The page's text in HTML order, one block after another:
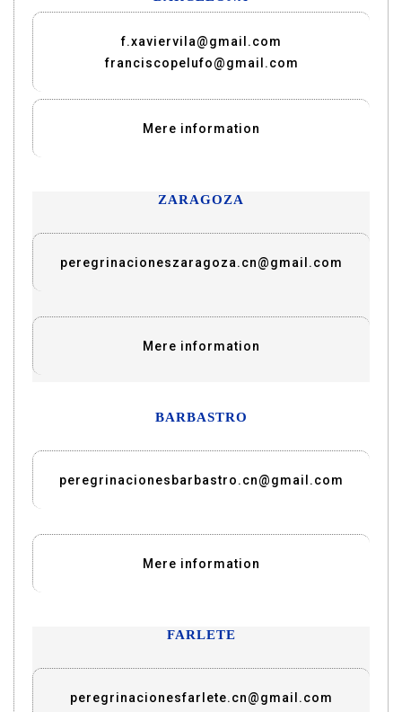
f.xaviervila@gmail.com
franciscopelufo@gmail.com
Mere information
ZARAGOZA
peregrinacioneszaragoza.cn@gmail.com
Mere information
BARBASTRO
peregrinacionesbarbastro.cn@gmail.com
Mere information
FARLETE
peregrinacionesfarlete.cn@gmail.com